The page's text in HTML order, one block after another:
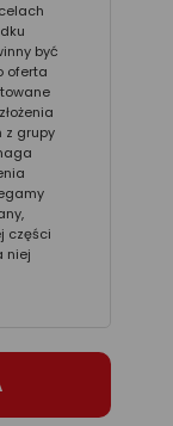
być
oferta
z grupy
części
niej